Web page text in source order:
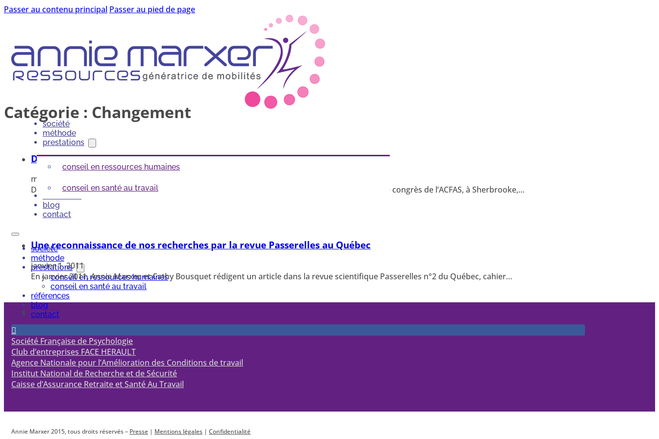
Passer au contenu principal Passer au pied de page
société
méthode
prestations
conseil en ressources humaines
conseil en santé au travail
blog
contact
société
méthode
prestations
conseil en ressources humaines
conseil en santé au travail
références
blog
contact
Catégorie : Changement
Du nouveau dans le développement de carrière : un partage franco-québecois
mai 13, 2011
Du 10 au 13 mai 2011, un groupe d’universitaires français et québécois communiquent au 79ème congrès de l’ACFAS, à Sherbrooke,…
Une reconnaissance de nos recherches par la revue Passerelles au Québec
janvier 1, 2011
En janvier 2011, Annie Marxer et Cathy Bousquet rédigent un article dans la revue scientifique Passerelles n°2 du Québec, cahier…
Société Française de Psychologie
Club d’entreprises FACE HERAULT
Agence Nationale pour l’Amélioration des Conditions de travail
Institut National de Recherche et de Sécurité
Caisse d’Assurance Retraite et Santé Au Travail
Annie Marxer 2015, tous droits réservés – Presse | Mentions légales | Confidentialité